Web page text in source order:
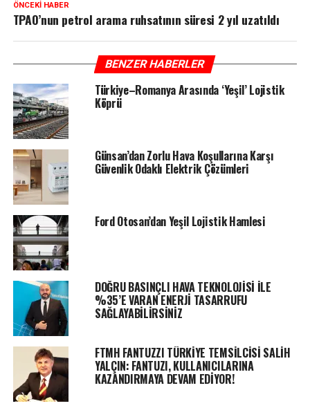
ÖNCEKI HABER
TPAO’nun petrol arama ruhsatının süresi 2 yıl uzatıldı
BENZER HABERLER
Türkiye–Romanya Arasında ‘Yeşil’ Lojistik
Köprü
Günsan’dan Zorlu Hava Koşullarına Karşı
Güvenlik Odaklı Elektrik Çözümleri
Ford Otosan’dan Yeşil Lojistik Hamlesi
DOĞRU BASINÇLI HAVA TEKNOLOJİSİ İLE
%35’E VARAN ENERJİ TASARRUFU
SAĞLAYABİLİRSİNİZ
FTMH FANTUZZI TÜRKİYE TEMSİLCİSİ SALİH
YALÇIN: FANTUZI, KULLANICILARINA
KAZANDIRMAYA DEVAM EDİYOR!